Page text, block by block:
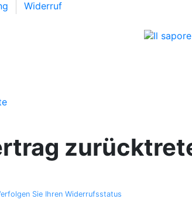
Widerruf
Sie Ihren Widerrufsstatus